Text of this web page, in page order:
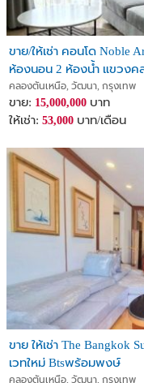
ขาย/ให้เช่า คอนโด Noble
ห้องนอน 2 ห้องน้ำ แขวงค
คลองตันเหนือ, วัฒนา, กรุงเทพ
ขาย: 15,000,000 บาท
ให้เช่า: 53,000 บาท/เดือน
ขาย ให้เช่า The Bangkok
เวทใหม่ Btsพร้อมพงษ์
คลองตันเหนือ, วัฒนา, กรุงเทพ